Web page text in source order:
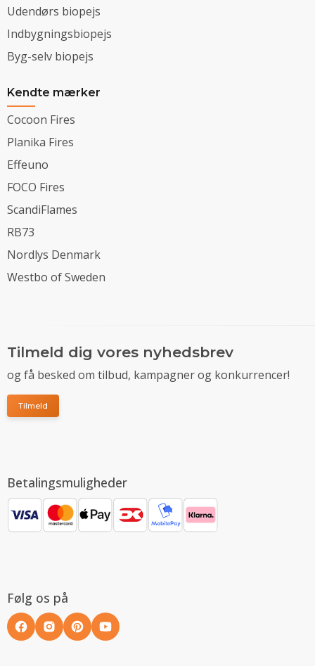
Udendørs biopejs
Indbygningsbiopejs
Byg-selv biopejs
Kendte mærker
Cocoon Fires
Planika Fires
Effeuno
FOCO Fires
ScandiFlames
RB73
Nordlys Denmark
Westbo of Sweden
Tilmeld dig vores nyhedsbrev
og få besked om tilbud, kampagner og konkurrencer!
Tilmeld
Betalingsmuligheder
Følg os på